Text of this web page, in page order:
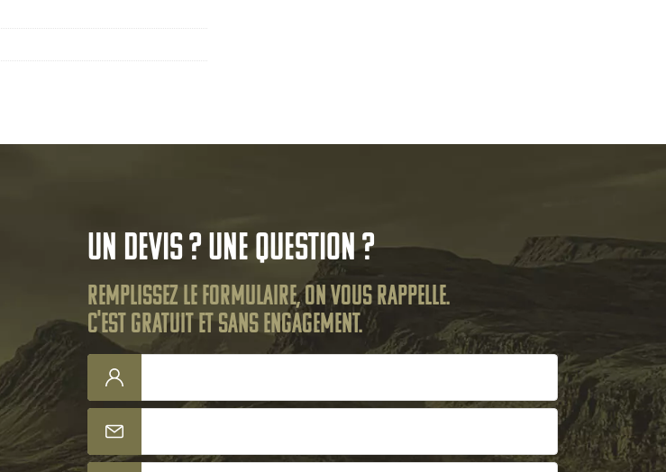
Un devis ? Une question ?
Remplissez le formulaire, on vous rappelle.
C'est gratuit et sans engagement.